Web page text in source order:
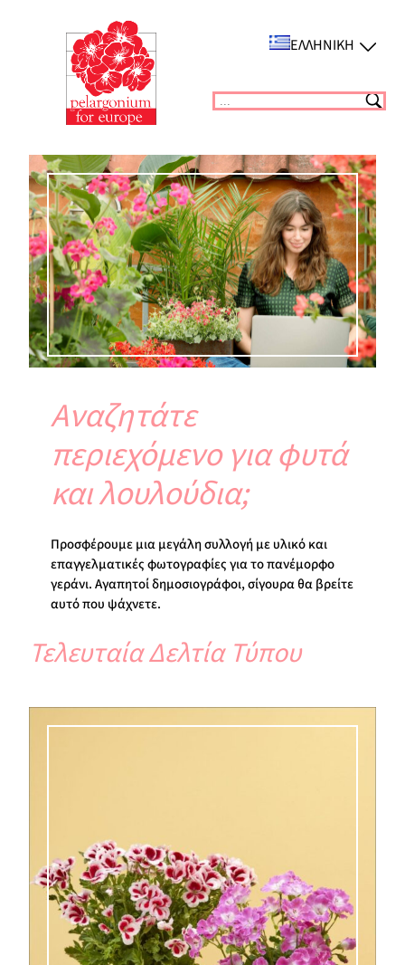
περιεχόμενο
ΕΛΛΗΝΙΚΉ
Suchen
Αναζητάτε
περιεχόμενο για φυτά
και λουλούδια;
Προσφέρουμε μια μεγάλη συλλογή με υλικό και
επαγγελματικές φωτογραφίες για το πανέμορφο
γεράνι. Αγαπητοί δημοσιογράφοι, σίγουρα θα βρείτε
αυτό που ψάχνετε.
Τελευταία Δελτία Τύπου